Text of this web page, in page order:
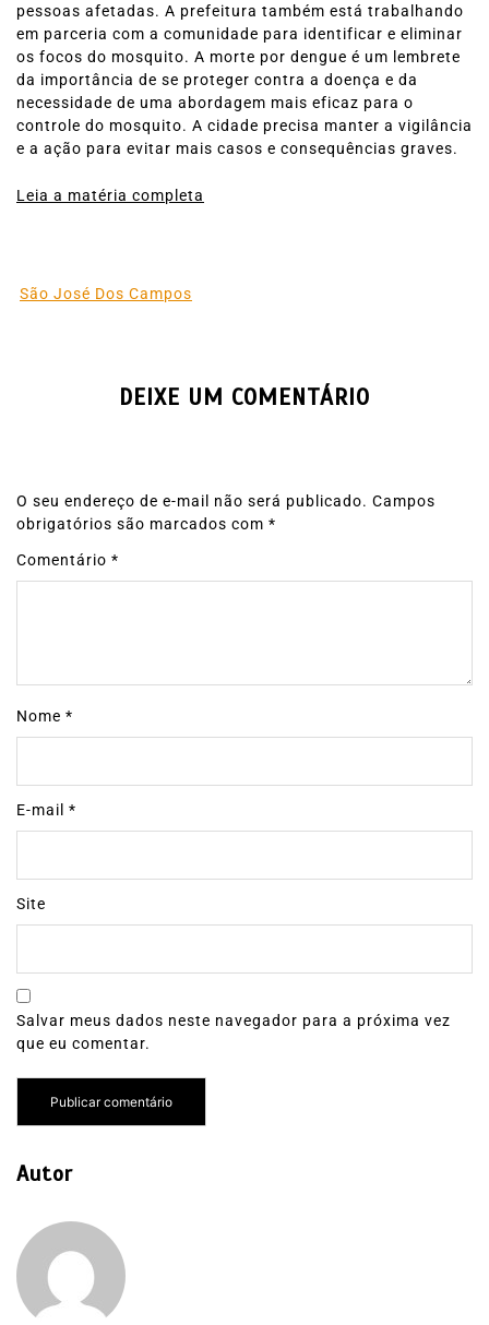
pessoas afetadas. A prefeitura também está trabalhando
em parceria com a comunidade para identificar e eliminar
os focos do mosquito. A morte por dengue é um lembrete
da importância de se proteger contra a doença e da
necessidade de uma abordagem mais eficaz para o
controle do mosquito. A cidade precisa manter a vigilância
e a ação para evitar mais casos e consequências graves.
Leia a matéria completa
São José Dos Campos
DEIXE UM COMENTÁRIO
O seu endereço de e-mail não será publicado. Campos
obrigatórios são marcados com *
Comentário *
Nome *
E-mail *
Site
Salvar meus dados neste navegador para a próxima vez
que eu comentar.
Autor